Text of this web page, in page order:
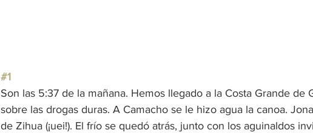
#1
Son las 5:37 de la mañana. Hemos llegado a la Costa Grande de
sobre las drogas duras. A Camacho se le hizo agua la canoa.
de Zihua (¡uei!). El frío se quedó atrás, junto con los aguinaldos